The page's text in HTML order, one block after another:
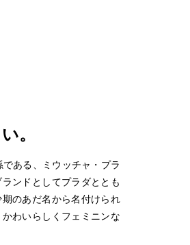
。
ある、ミウッチャ・プラ
ンドとしてプラダととも
のあだ名から名付けられ
わいらしくフェミニンな